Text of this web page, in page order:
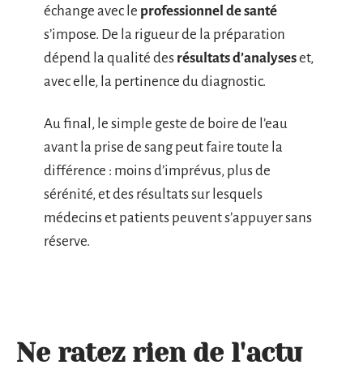
échange avec le professionnel de santé
s’impose. De la rigueur de la préparation
dépend la qualité des résultats d’analyseset,
avec elle, la pertinence du diagnostic.
Au final, le simple geste de boire de l’eau
avant la prise de sang peut faire toute la
différence : moins d’imprévus, plus de
sérénité, et des résultats sur lesquels
médecins et patients peuvent s’appuyer sans
réserve.
Ne ratez rien de l'actu